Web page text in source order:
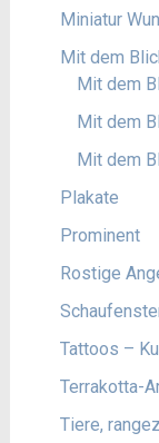
Miniatur
Mit dem
Mit dem
Mit dem
Mit dem
Plakate
Prominent
Rostige
Tattoos –
Terrakotta-
Tiere,